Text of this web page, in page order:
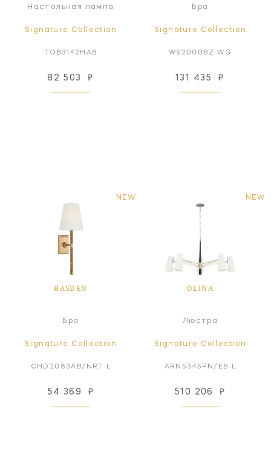
Настольная лампа
Signature Collection
TOB3142HAB
82 503 ₽
Бра
Signature Collection
WS2000BZ-WG
131 435 ₽
NEW
BASDEN
Бра
Signature Collection
CHD2083AB/NRT-L
54 369 ₽
NEW
OLINA
Люстра
Signature Collection
ARN5345PN/EB-L
510 206 ₽